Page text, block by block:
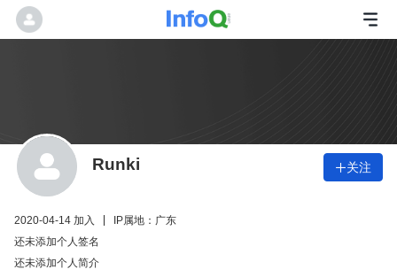
Runki 关注
2020-04-14 加入
IP属地：广东
还未添加个人签名
还未添加个人简介